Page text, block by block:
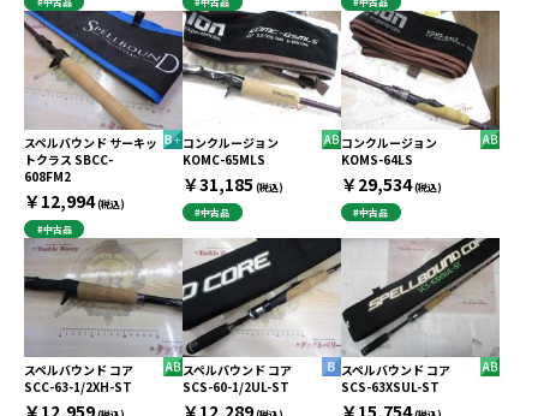
スペルバウンド サーキッ
トクラス SBCC-
608FM2
￥12,994(税込)
#中古品
コンクルージョン
KOMC-65MLS
￥31,185 (税込)
#中古品
コンクルージョン
KOMS-64LS
￥29,534(税込)
#中古品
スペルバウンド コア
SCC-63-1/2XH-ST
￥12,959
スペルバウンド コア
SCS-60-1/2UL-ST
￥12,289
スペルバウンド コア
SCS-63XSUL-ST
￥15,754